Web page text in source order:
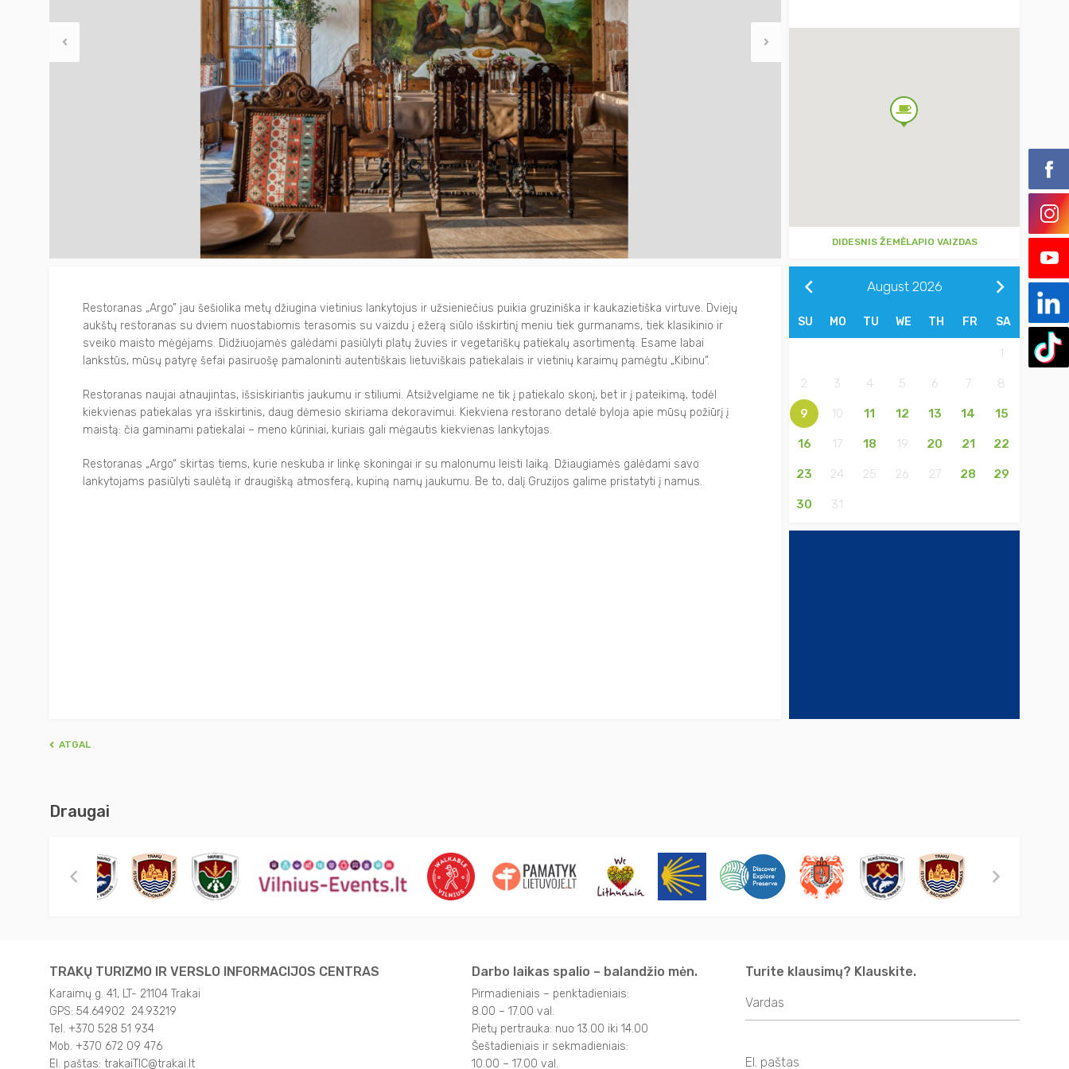
DIDESNIS ŽEMĖLAPIO VAIZDAS
Restoranas „Argo” jau šešiolika metų džiugina vietinius lankytojus ir užsieniečius puikia gruziniška ir kaukazietiška virtuve. Dviejų
aukštų restoranas su dviem nuostabiomis terasomis su vaizdu į ežerą siūlo išskirtinį meniu tiek gurmanams, tiek klasikinio ir
sveiko maisto mėgėjams. Didžiuojamės galėdami pasiūlyti platų žuvies ir vegetariškų patiekalų asortimentą. Esame labai
lankstūs, mūsų patyrę šefai pasiruošę pamaloninti autentiškais lietuviškais patiekalais ir vietinių karaimų pamėgtu „Kibinu“.
Restoranas naujai atnaujintas, išsiskiriantis jaukumu ir stiliumi. Atsižvelgiame ne tik į patiekalo skonį, bet ir į pateikimą, todėl
kiekvienas patiekalas yra išskirtinis, daug dėmesio skiriama dekoravimui. Kiekviena restorano detalė byloja apie mūsų požiūrį į
maistą: čia gaminami patiekalai – meno kūriniai, kuriais gali mėgautis kiekvienas lankytojas.
Restoranas „Argo“ skirtas tiems, kurie neskuba ir linkę skoningai ir su malonumu leisti laiką. Džiaugiamės galėdami savo
lankytojams pasiūlyti saulėtą ir draugišką atmosferą, kupiną namų jaukumu. Be to, dalį Gruzijos galime pristatyti į namus.
August 2026
SU MO TU WE TH FR SA
1
2 3 4 5 6 7 8
9 10 11 12 13 14 15
16 17 18 19 20 21 22
23 24 25 26 27 28 29
30 31
ATGAL
Draugai
TRAKŲ TURIZMO IR VERSLO INFORMACIJOS CENTRAS
Karaimų g. 41, LT- 21104 Trakai
GPS: 54.64902 24.93219
Tel. +370 528 51 934
Mob. +370 672 09 476
El. paštas: trakaiTIC@trakai.lt
Darbo laikas spalio – balandžio mėn.
Pirmadieniais – penktadieniais:
8.00 – 17.00 val.
Pietų pertrauka: nuo 13.00 iki 14.00
Šeštadieniais ir sekmadieniais:
10.00 – 17.00 val.
Turite klausimų? Klauskite.